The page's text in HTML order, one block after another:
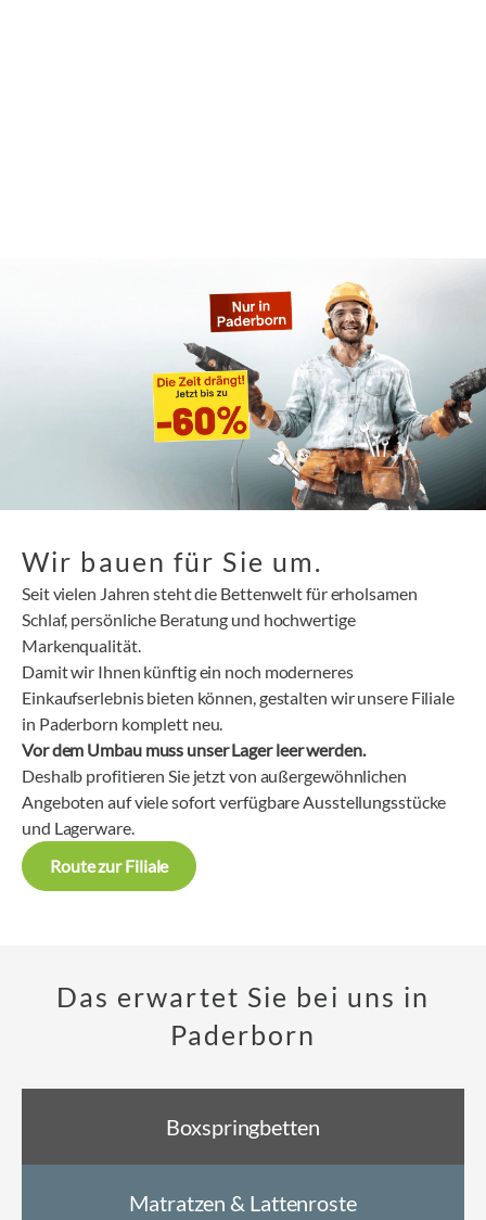
Wir bauen für Sie um.
Seit vielen Jahren steht die Bettenwelt für erholsamen
Schlaf, persönliche Beratung und hochwertige
Markenqualität.
Damit wir Ihnen künftig ein noch moderneres
Einkaufserlebnis bieten können, gestalten wir unsere Filiale
in Paderborn komplett neu.
Vor dem Umbau muss unser Lager leer werden.
Deshalb profitieren Sie jetzt von außergewöhnlichen
Angeboten auf viele sofort verfügbare Ausstellungsstücke
und Lagerware.
Route zur Filiale
Das erwartet Sie bei uns in
Paderborn
Boxspringbetten
Matratzen & Lattenroste